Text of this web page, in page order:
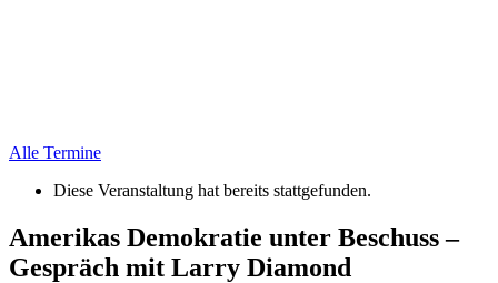
Alle Termine
Diese Veranstaltung hat bereits stattgefunden.
Amerikas Demokratie unter Beschuss –
Gespräch mit Larry Diamond